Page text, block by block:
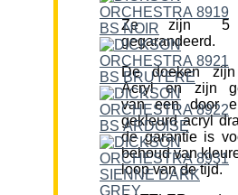
Ze zijn 5
gegarandeerd.
De doeken
Acryl en zijn
van een door
gekleurd acryl
de garantie is
behoud van
loop van de tijd.